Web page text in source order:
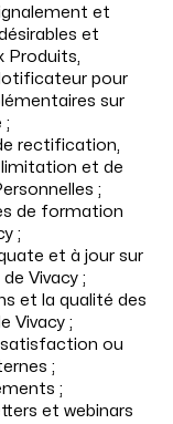
et
et
Produits,
pour
sur
;
rectification,
limitation et de
;
de formation
;
et à jour sur
Vivacy ;
et la qualité des
Vivacy ;
satisfaction ou
;
;
et webinars